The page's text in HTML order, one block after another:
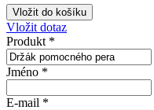
Vložit dotaz
Produkt *
Jméno *
E-mail *